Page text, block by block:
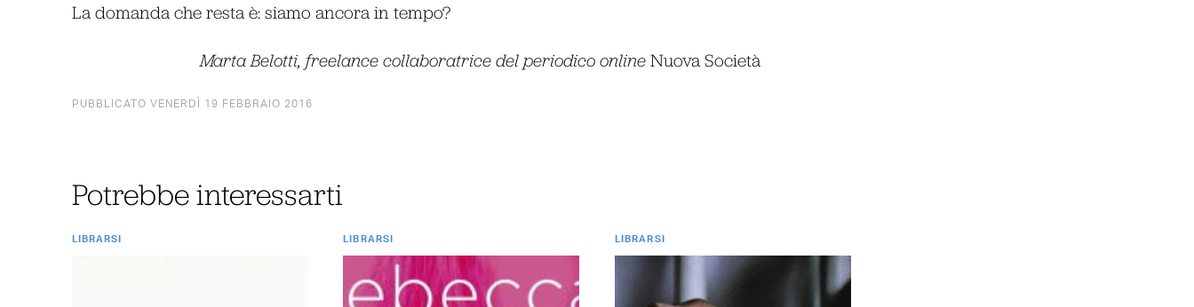
La domanda che resta è: siamo ancora in tempo?
Marta Belotti, freelance collaboratrice del periodico online Nuova Società
PUBBLICATO VENERDÌ 19 FEBBRAIO 2016
Potrebbe interessarti
LIBRARSI LIBRARSI LIBRARSI